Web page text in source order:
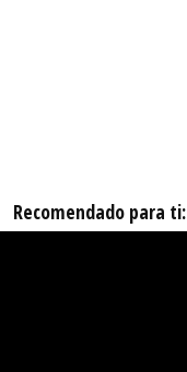
Recomendado para ti: